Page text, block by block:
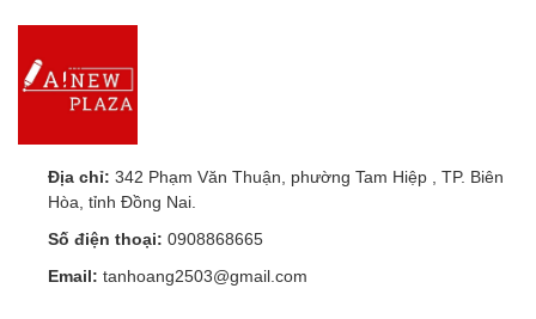
Địa chỉ: 342 Phạm Văn Thuận, phường Tam Hiệp , TP. Biên
Hòa, tỉnh Đồng Nai.
Số điện thoại: 0908868665
Email: tanhoang2503@gmail.com